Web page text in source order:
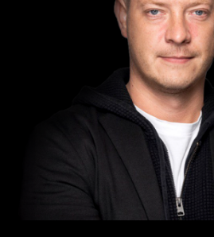
КОСТЮМОВ
ДИЗАЙНЕР
Художник. Член Творческого Союза Художников
Секция «Абстрактное искусство».
Анна Соколова